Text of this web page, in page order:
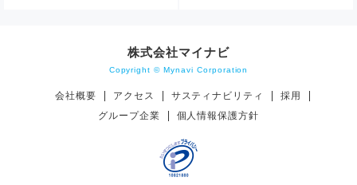
株式会社マイナビ
Copyright © Mynavi Corporation
会社概要 アクセス サスティナビリティ
採用
グループ企業
個人情報保護方針